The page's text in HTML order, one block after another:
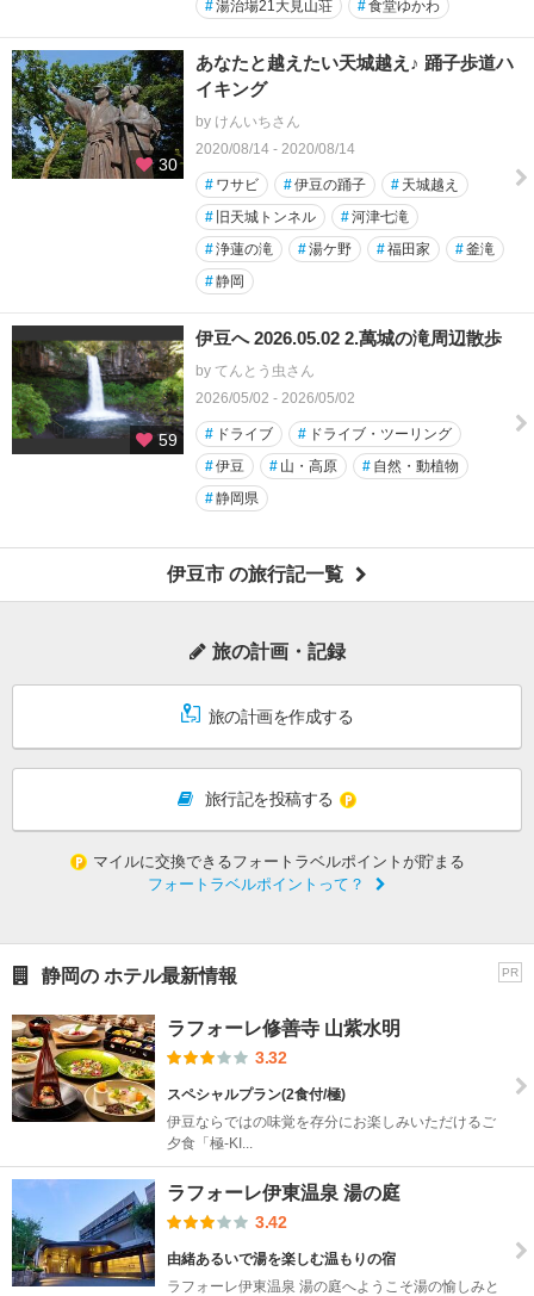
#湯治場21大見山荘 #食堂ゆかわ
30
あなたと越えたい天城越え♪ 踊子歩道ハ
イキング
by けんいちさん
2020/08/14 - 2020/08/14
# ワサビ #伊豆の踊子 # 天城越え
# 旧天城トンネル #河津七滝
#浄蓮の滝 #湯ケ野 #福田家 #釜滝
#静岡
59
伊豆へ 2026.05.02 2.萬城の滝周辺散歩
by てんとう虫さん
2026/05/02 - 2026/05/02
# ドライブ # ドライブ・ツーリング
#伊豆 # 山・高原 # 自然・動植物
#静岡県
伊豆市 の旅行記一覧
旅の計画・記録
旅の計画を作成する
旅行記を投稿する
マイルに交換できるフォートラベルポイントが貯まる
フォートラベルポイントって？
PR
静岡の ホテル最新情報
ラフォーレ修善寺 山紫水明
3.32
スペシャルプラン(2食付/極)
伊豆ならではの味覚を存分にお楽しみいただけるご
夕食「極-KI...
ラフォーレ伊東温泉 湯の庭
3.42
由緒あるいで湯を楽しむ温もりの宿
ラフォーレ伊東温泉 湯の庭へようこそ湯の愉しみと